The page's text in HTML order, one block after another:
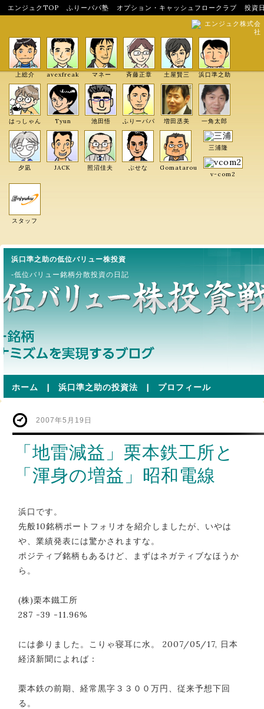
エンジュクTOP ふりーパパ塾 オプション・キャッシュフロークラブ
投資
エンジュク株式会
社
上総介 avexfreak マネー 斉藤正章 土屋賢三 浜口準之助
はっしゃん Tyun 池田悟 ふりーパパ 増田丞美 一角太郎
夕凪 JACK 照沼佳夫 ぶせな Gomatarou
三浦隆
v-com2
スタッフ
浜口準之助の低位バリュー株投資
-低位バリュー銘柄分散投資の日記
ホーム | 浜口準之助の投資法 | プロフィール
2007年5月19日
「地雷減益」栗本鉄工所と
「渾身の増益」昭和電線
浜口です。
先般10銘柄ポートフォリオを紹介しましたが、いやは
や、業績発表には驚かされますな。
ポジティブ銘柄もあるけど、まずはネガティブなほうか
ら。
(株)栗本鐵工所
287 -39 -11.96%
には参りました。こりゃ寝耳に水。 2007/05/17, 日本
経済新聞によれば：
栗本鉄の前期、経常黒字３３００万円、従来予想下回
る。